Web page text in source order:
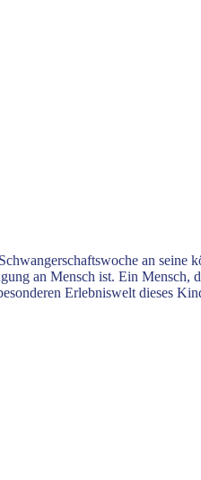
an seine
an Mensch ist. Ein Mensch,
Erlebniswelt dieses